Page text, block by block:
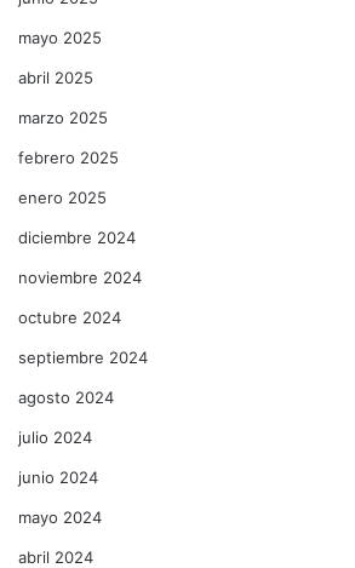
mayo 2025
abril 2025
marzo 2025
febrero 2025
enero 2025
diciembre 2024
noviembre 2024
octubre 2024
septiembre 2024
agosto 2024
julio 2024
junio 2024
mayo 2024
abril 2024